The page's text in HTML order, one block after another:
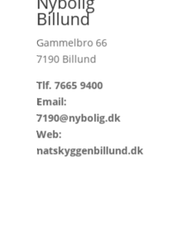
elementer i køkken, badeværelser
hårde hvidevarer i køkkenet er fra AEG.
for at tilpasse hjemmet præcist
vælge mellem forskellige stilfulde
moderne og minimalistiske
et klassisk, tidløst look eller en mere
flere muligheder for at skabe et
også mulighed for
Billund
Gammelbro 66
7190 Billund
Tlf. 7665 9400
Email:
7190@nybolig.dk
Web:
natskyggenbillund.dk